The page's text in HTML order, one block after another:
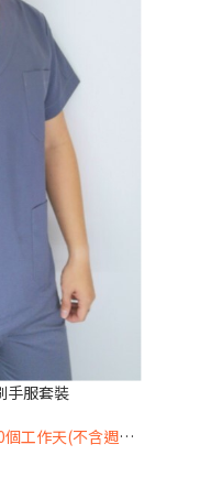
手服套裝
含週六日及國定假日)